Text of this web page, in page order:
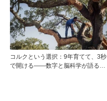
コルクという選択：9年育てて、3秒
で開ける——数字と脳科学が語る栓